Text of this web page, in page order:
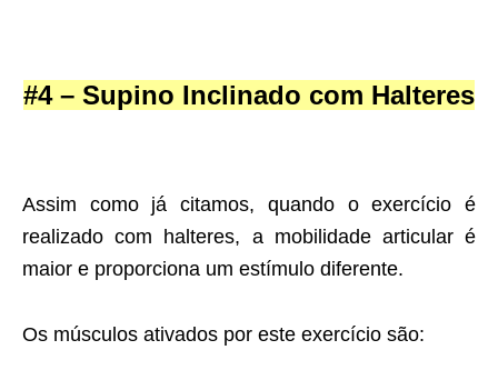
#4 – Supino Inclinado com Halteres
Assim como já citamos, quando o exercício é
realizado com halteres, a mobilidade articular é
maior e proporciona um estímulo diferente.
Os músculos ativados por este exercício são: